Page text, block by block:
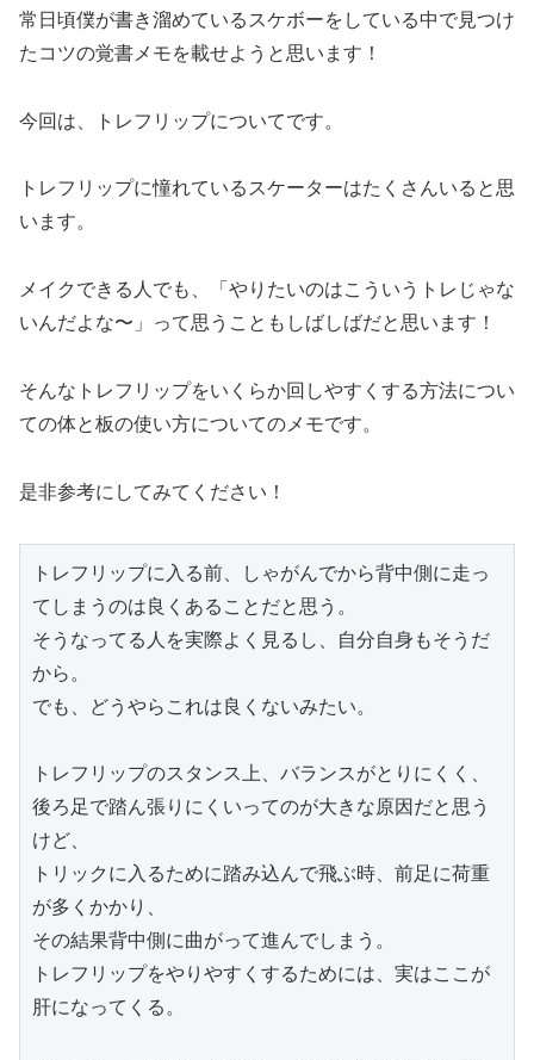
常日頃僕が書き溜めているスケボーをしている中で見つけ
たコツの覚書メモを載せようと思います！
今回は、トレフリップについてです。
トレフリップに憧れているスケーターはたくさんいると思
います。
メイクできる人でも、「やりたいのはこういうトレじゃな
いんだよな〜」って思うこともしばしばだと思います！
そんなトレフリップをいくらか回しやすくする方法につい
ての体と板の使い方についてのメモです。
是非参考にしてみてください！
トレフリップに入る前、しゃがんでから背中側に走っ
てしまうのは良くあることだと思う。
そうなってる人を実際よく見るし、自分自身もそうだ
から。
でも、どうやらこれは良くないみたい。
トレフリップのスタンス上、バランスがとりにくく、
後ろ足で踏ん張りにくいってのが大きな原因だと思う
けど、
トリックに入るために踏み込んで飛ぶ時、前足に荷重
が多くかかり、
その結果背中側に曲がって進んでしまう。
トレフリップをやりやすくするためには、実はここが
肝になってくる。